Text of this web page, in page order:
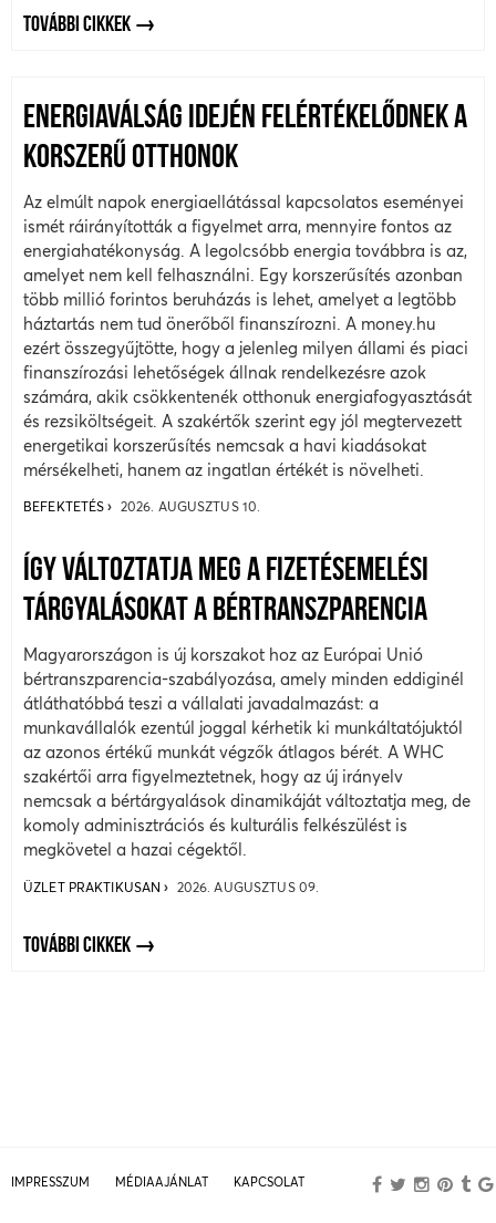
TOVÁBBI CIKKEK
ENERGIAVÁLSÁG IDEJÉN FELÉRTÉKELŐDNEK A
KORSZERŰ OTTHONOK
Az elmúlt napok energiaellátással kapcsolatos eseményei
ismét ráirányították a figyelmet arra, mennyire fontos az
energiahatékonyság. A legolcsóbb energia továbbra is az,
amelyet nem kell felhasználni. Egy korszerűsítés azonban
több millió forintos beruházás is lehet, amelyet a legtöbb
háztartás nem tud önerőből finanszírozni. A money.hu
ezért összegyűjtötte, hogy a jelenleg milyen állami és piaci
finanszírozási lehetőségek állnak rendelkezésre azok
számára, akik csökkentenék otthonuk energiafogyasztását
és rezsiköltségeit. A szakértők szerint egy jól megtervezett
energetikai korszerűsítés nemcsak a havi kiadásokat
mérsékelheti, hanem az ingatlan értékét is növelheti.
BEFEKTETÉS 2026. AUGUSZTUS 10.
ÍGY VÁLTOZTATJA MEG A FIZETÉSEMELÉSI
TÁRGYALÁSOKAT A BÉRTRANSZPARENCIA
Magyarországon is új korszakot hoz az Európai Unió
bértranszparencia-szabályozása, amely minden eddiginél
átláthatóbbá teszi a vállalati javadalmazást: a
munkavállalók ezentúl joggal kérhetik ki munkáltatójuktól
az azonos értékű munkát végzők átlagos bérét. A WHC
szakértői arra figyelmeztetnek, hogy az új irányelv
nemcsak a bértárgyalások dinamikáját változtatja meg, de
komoly adminisztrációs és kulturális felkészülést is
megkövetel a hazai cégektől.
ÜZLET PRAKTIKUSAN 2026. AUGUSZTUS 09.
TOVÁBBI CIKKEK
IMPRESSZUM MÉDIAAJÁNLAT KAPCSOLAT